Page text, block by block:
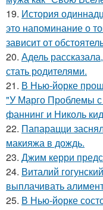
19. История
это напоминание о
зависит от
20. Адель
стать родителями.
21. В Нью-йорке
"У Марго Проблемы с
фаннинг и Николь
22. Папарацци
макияжа в дождь.
23. Джим керри
24. Виталий
выплачивать
25. В Нью-йорке